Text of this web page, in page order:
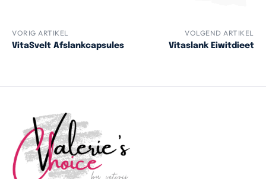
VORIG ARTIKEL
VitaSvelt Afslankcapsules
VOLGEND ARTIKEL
Vitaslank Eiwitdieet